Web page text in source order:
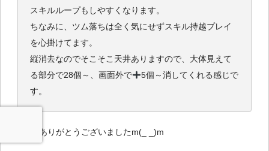
スキルループもしやすくなります。
ちなみに、ツム落ちは全く気にせずスキル持越プレイ
を心掛けてます。
縦消去なのでそこそこ天井ありますので、大体見えて
る部分で28個～、画面外で
5個～消してくれる感じで
す。
情報提供ありがとうございましたm(_ _)m